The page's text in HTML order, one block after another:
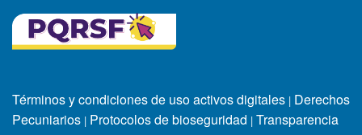
Términos y condiciones de uso activos digitales | Derechos
Pecuniarios | Protocolos de bioseguridad | Transparencia